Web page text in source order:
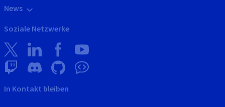
News
Soziale Netzwerke
In Kontakt bleiben